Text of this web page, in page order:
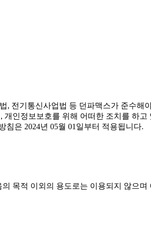
, 전기통신사업법 등 던파맥스가 준수해
인정보보호를 위해 어떠한 조치를 하
은 2024년 05월 01일부터 적용됩니다.
목적 이외의 용도로는 이용되지 않으